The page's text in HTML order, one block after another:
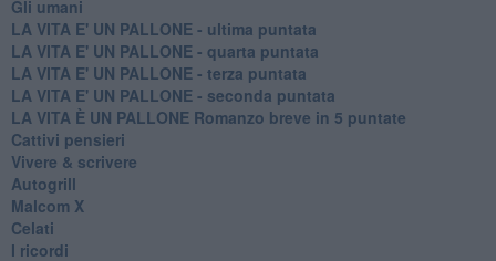
Gli umani
LA VITA E' UN PALLONE - ultima puntata
LA VITA E' UN PALLONE - quarta puntata
LA VITA E' UN PALLONE - terza puntata
LA VITA E' UN PALLONE - seconda puntata
LA VITA È UN PALLONE Romanzo breve in 5 puntate
Cattivi pensieri
Vivere & scrivere
Autogrill
Malcom X
Celati
I ricordi